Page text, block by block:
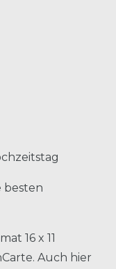
besten
16 x 11
Auch hier